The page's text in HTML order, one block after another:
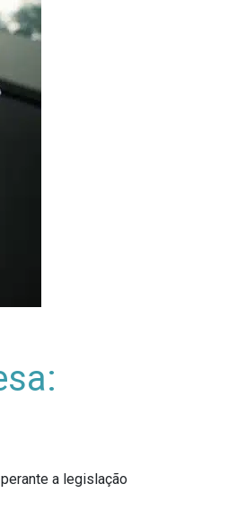
a legislação